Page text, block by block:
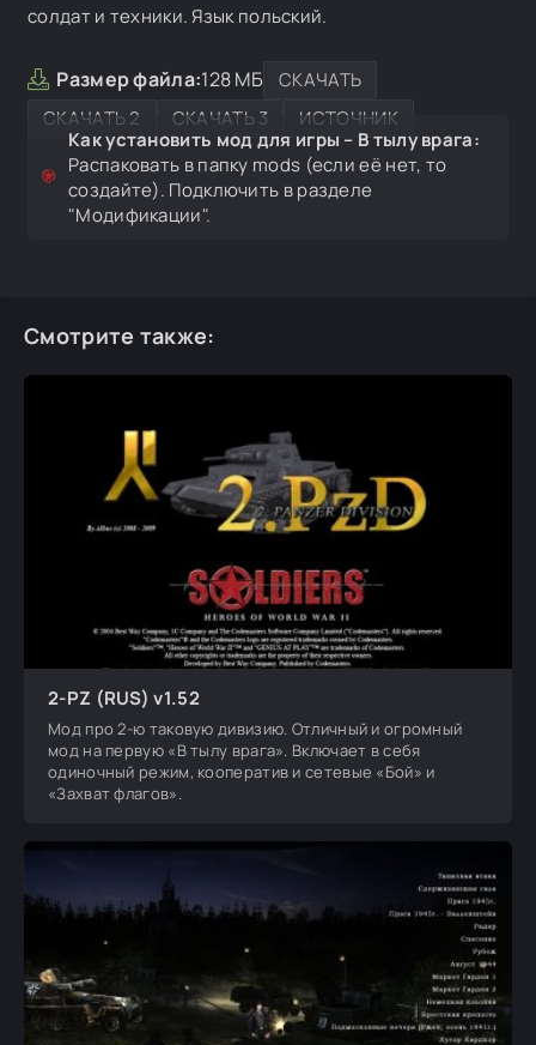
солдат и техники. Язык польский.
Размер файла:128 МБ
СКАЧАТЬ
СКАЧАТЬ 2
СКАЧАТЬ 3
ИСТОЧНИК
Как установить мод для игры – В тылу врага:
Распаковать в папку mods (если её нет, то
создайте). Подключить в разделе
"Модификации".
Смотрите также:
2-PZ (RUS) v1.52
Мод про 2-ю таковую дивизию. Отличный и огромный
мод на первую «В тылу врага». Включает в себя
одиночный режим, кооператив и сетевые «Бой» и
«Захват флагов».